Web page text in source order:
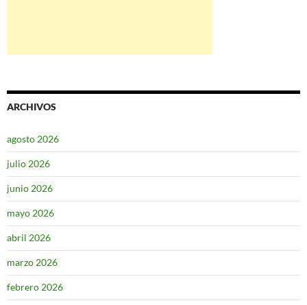
ARCHIVOS
agosto 2026
julio 2026
junio 2026
mayo 2026
abril 2026
marzo 2026
febrero 2026